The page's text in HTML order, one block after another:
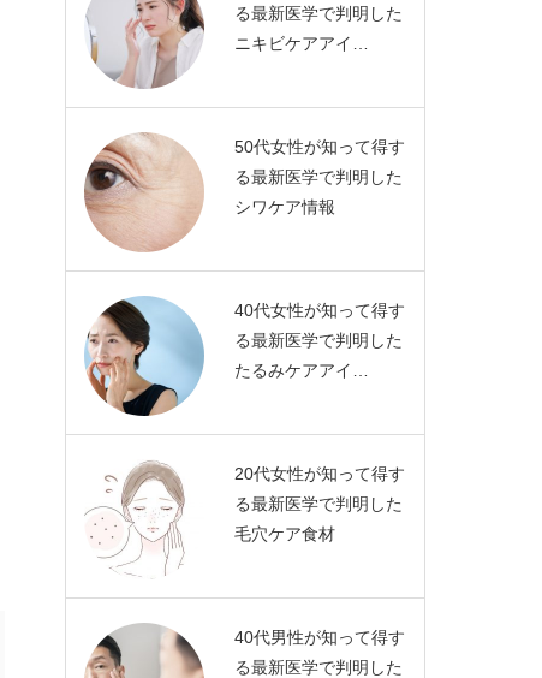
る最新医学で判明した
ニキビケアアイ…
50代女性が知って得す
る最新医学で判明した
シワケア情報
40代女性が知って得す
る最新医学で判明した
たるみケアアイ…
20代女性が知って得す
る最新医学で判明した
毛穴ケア食材
40代男性が知って得す
る最新医学で判明した